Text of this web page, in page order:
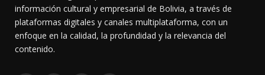
información cultural y empresarial de Bolivia, a través de
plataformas digitales y canales multiplataforma, con un
enfoque en la calidad, la profundidad y la relevancia del
contenido.